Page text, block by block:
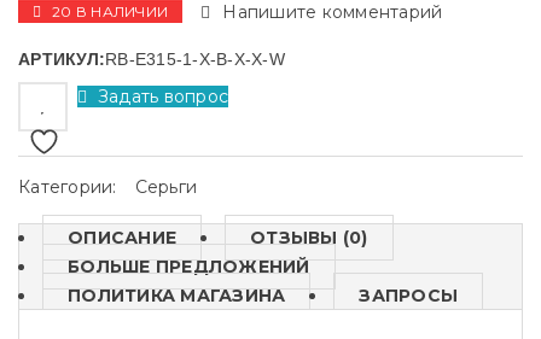
20 В НАЛИЧИИ Напишите комментарий
АРТИКУЛ:RB-E315-1-X-B-X-X-W
Задать вопрос
Категории: Серьги
ОПИСАНИЕ
ОТЗЫВЫ (0)
БОЛЬШЕ ПРЕДЛОЖЕНИЙ
ПОЛИТИКА МАГАЗИНА
ЗАПРОСЫ